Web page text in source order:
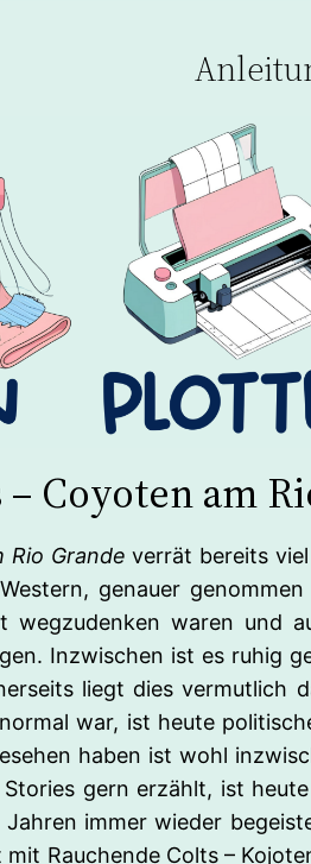
Coyoten am
Rio Grande verrät bereits
genauer
wegzudenken waren und
Inzwischen ist es ruhig
liegt dies vermutlich
war, ist heute
haben ist wohl
gern erzählt, ist
immer wieder
Rauchende Colts –